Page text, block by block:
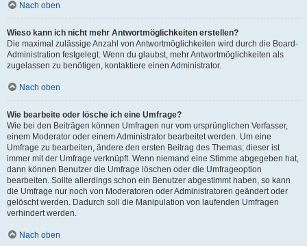
Nach oben
Wieso kann ich nicht mehr Antwortmöglichkeiten erstellen?
Die maximal zulässige Anzahl von Antwortmöglichkeiten wird durch die Board-
Administration festgelegt. Wenn du glaubst, mehr Antwortmöglichkeiten als
zugelassen zu benötigen, kontaktiere einen Administrator.
Nach oben
Wie bearbeite oder lösche ich eine Umfrage?
Wie bei den Beiträgen können Umfragen nur vom ursprünglichen Verfasser,
einem Moderator oder einem Administrator bearbeitet werden. Um eine
Umfrage zu bearbeiten, ändere den ersten Beitrag des Themas; dieser ist
immer mit der Umfrage verknüpft. Wenn niemand eine Stimme abgegeben hat,
dann können Benutzer die Umfrage löschen oder die Umfrageoption
bearbeiten. Sollte allerdings schon ein Benutzer abgestimmt haben, so kann
die Umfrage nur noch von Moderatoren oder Administratoren geändert oder
gelöscht werden. Dadurch soll die Manipulation von laufenden Umfragen
verhindert werden.
Nach oben